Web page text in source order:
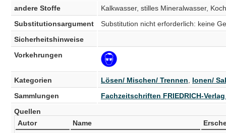
andere Stoffe
Kalkwasser, stilles Mineralwasser,
Substitutionsargument
Substitution nicht erforderlich: keine
Sicherheitshinweise
Vorkehrungen
Kategorien Lösen/ Mischen/ Trennen
Ionen/
Sammlungen
Fachzeitschriften FRIEDRICH-Verlag
Quellen
Autor
Name